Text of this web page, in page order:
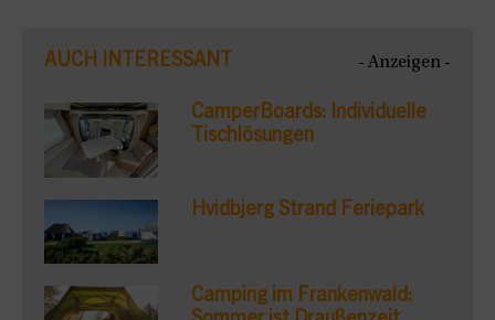
AUCH INTERESSANT - Anzeigen -
CamperBoards: Individuelle
Tischlösungen
Hvidbjerg Strand Feriepark
Camping im Frankenwald: